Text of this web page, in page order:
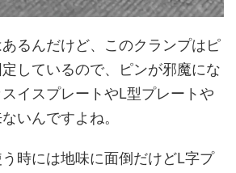
るんだけど、このクランプはピ
しているので、ピンが邪魔にな
イスプレートやL型プレートや
いんですよね。
時には地味に面倒だけどL字プ